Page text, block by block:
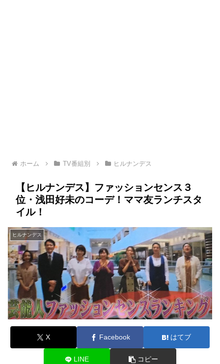
ホーム TV番組別 ヒルナンデス
【ヒルナンデス】ファッションセンス３
位・浅田好未のコーデ！ママ友ランチスタ
イル！
ヒルナンデス
X Facebook はてブ
LINE コピー